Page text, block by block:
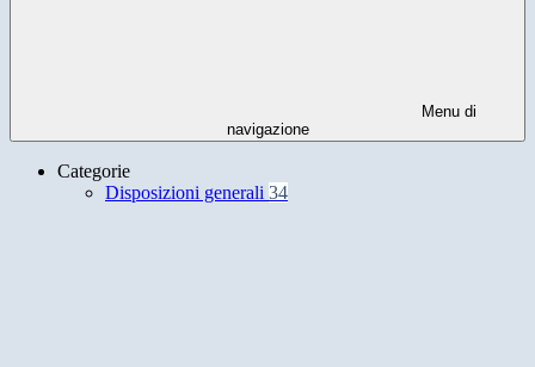
Menu di
navigazione
Categorie
Disposizioni generali 34